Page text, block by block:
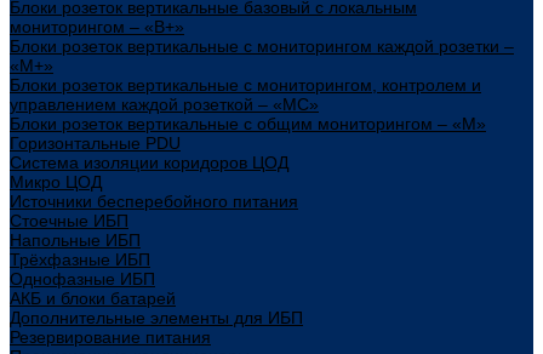
Блоки розеток вертикальные базовый с локальным
мониторингом – «В+»
Блоки розеток вертикальные с мониторингом каждой розетки –
«М+»
Блоки розеток вертикальные с мониторингом, контролем и
управлением каждой розеткой – «МС»
Блоки розеток вертикальные с общим мониторингом – «М»
Горизонтальные PDU
Система изоляции коридоров ЦОД
Микро ЦОД
Источники бесперебойного питания
Стоечные ИБП
Напольные ИБП
Трёхфазные ИБП
Однофазные ИБП
АКБ и блоки батарей
Дополнительные элементы для ИБП
Резервирование питания